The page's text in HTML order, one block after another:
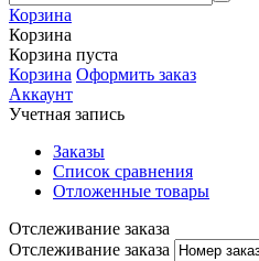
Корзина
Корзина
Корзина пуста
Корзина Оформить заказ
Аккаунт
Учетная запись
Заказы
Список сравнения
Отложенные товары
Отслеживание заказа
Отслеживание заказа